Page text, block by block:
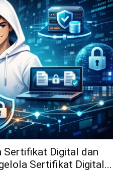
Sertifikat Digital dan
Sertifikat Digital...